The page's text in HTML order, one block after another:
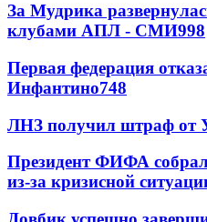
За Мудрика
клубами АПЛ - СМИ998
Первая федерация
Инфантино748
ЛНЗ получил штраф
Президент ФИФА собрал
из-за кризисной